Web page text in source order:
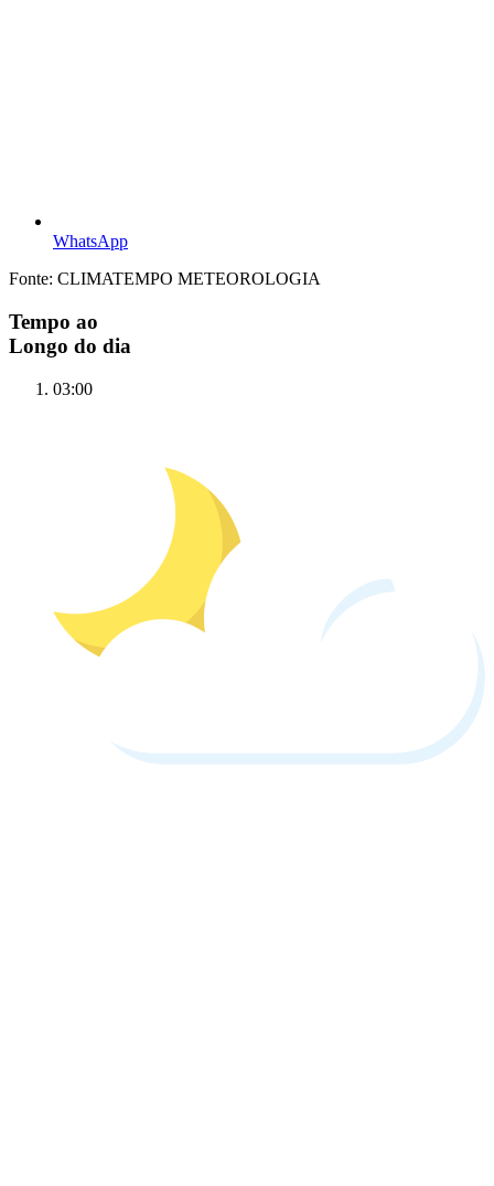
WhatsApp
Fonte: CLIMATEMPO METEOROLOGIA
Tempo ao
Longo do dia
03:00